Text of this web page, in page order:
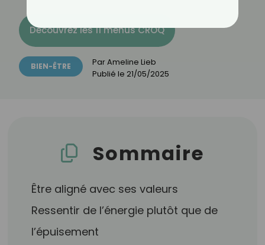
Découvrez les 11 menus CROQ
BIEN-ÊTRE ParAmeline Lieb
Publié le 21/05/2025
Sommaire
Être aligné avec ses valeurs
Ressentir de l’énergie plutôt que de
l’épuisement